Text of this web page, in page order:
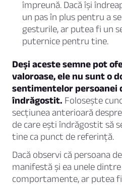
împreună. Dacă își
un pas în plus pentru a
gesturile, ar putea fi un
puternice pentru tine.
Deși aceste semne pot
valoroase, ele nu sunt o
sentimentelor persoanei
îndrăgostit. Folosește
secțiunea anterioară
de care ești îndrăgostit să
tine ca punct de referință.
Dacă observi că persoana
manifestă și ea unele
comportamente, ar putea